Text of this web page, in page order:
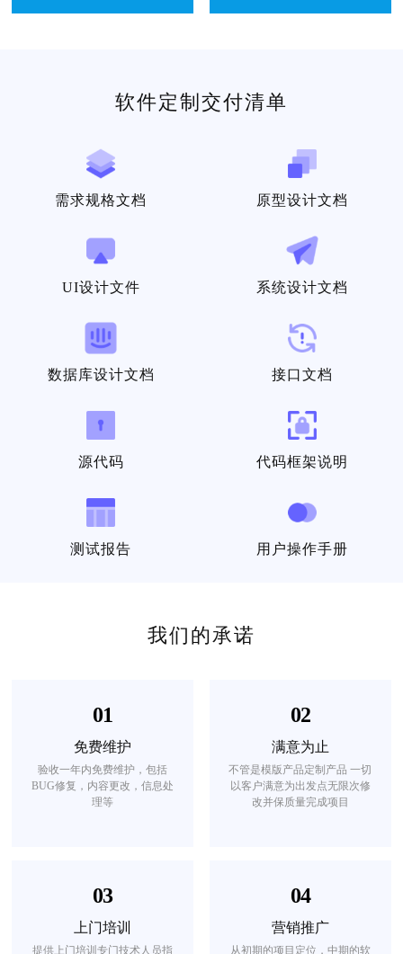
软件定制交付清单
需求规格文档 原型设计文档
UI设计文件 系统设计文档
数据库设计文档 接口文档
源代码 代码框架说明
测试报告 用户操作手册
我们的承诺
01
免费维护
验收一年内免费维护，包括
BUG修复，内容更改，信息处
理等
02
满意为止
不管是模版产品定制产品 一切
以客户满意为出发点无限次修
改并保质量完成项目
03
上门培训
提供上门培训专门技术人员指
04
营销推广
从初期的项目定位，中期的软